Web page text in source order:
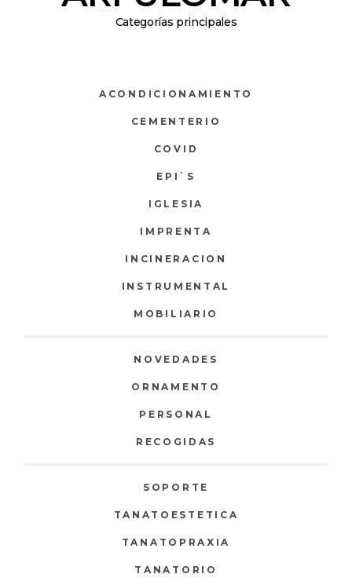
Categorías principales
ACONDICIONAMIENTO
CEMENTERIO
COVID
EPI`S
IGLESIA
IMPRENTA
INCINERACION
INSTRUMENTAL
MOBILIARIO
NOVEDADES
ORNAMENTO
PERSONAL
RECOGIDAS
SOPORTE
TANATOESTETICA
TANATOPRAXIA
TANATORIO